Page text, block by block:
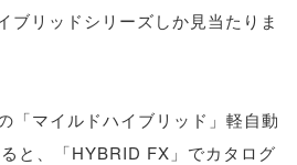
ブリッドシリーズしか見当たりま
「マイルドハイブリッド」軽自動
と、「HYBRID FX」でカタログ